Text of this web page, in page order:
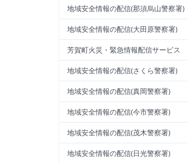
地域安全情報の配信(那須烏山警察署)
地域安全情報の配信(大田原警察署)
芳賀町火災・緊急情報配信サービス
地域安全情報の配信(さくら警察署)
地域安全情報の配信(真岡警察署)
地域安全情報の配信(今市警察署)
地域安全情報の配信(茂木警察署)
地域安全情報の配信(日光警察署)